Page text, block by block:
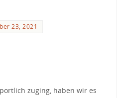
23, 2021
zuging, haben wir es